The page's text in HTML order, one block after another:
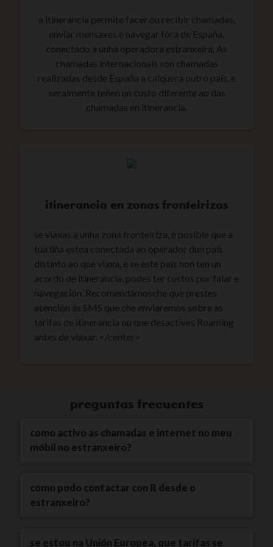
a itinerancia permite facer ou recibir chamadas,
enviar mensaxes e navegar fóra de España,
conectado a unha operadora estranxeira. As
chamadas internacionais son chamadas
realizadas desde España a calquera outro país, e
xeralmente teñen un custo diferente ao das
chamadas en itinerancia.
itinerancia en zonas fronteirizas
se viaxas a unha zona fronteiriza, é posible que a
túa liña estea conectada ao operador dun país
distinto ao que viaxa, e se este país non ten un
acordo de itinerancia, podes ter custos por falar e
navegación. Recomendámosche que prestes
atención ás SMS que che enviaremos sobre as
tarifas de itinerancia ou que desactives Roaming
antes de viaxar. </center>
preguntas frecuentes
como activo as chamadas e internet no meu
móbil no estranxeiro?
como podo contactar con R desde o
estranxeiro?
se estou na Unión Europea, que tarifas se